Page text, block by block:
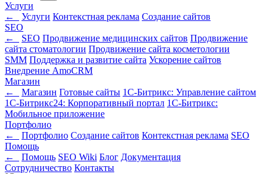
Услуги
←
Услуги Контекстная реклама Создание сайтов
SEO
←
SEO Продвижение медицинских сайтов Продвижение
сайта стоматологии Продвижение сайта косметологии
SMM Поддержка и развитие сайта Ускорение сайтов
Внедрение AmoCRM
Магазин
←
Магазин Готовые сайты 1С-Битрикс: Управление сайтом
1С-Битрикс24: Корпоративный портал 1С-Битрикс:
Мобильное приложение
Портфолио
←
Портфолио Создание сайтов Контекстная реклама SEO
Помощь
←
Помощь SEO Wiki Блог Документация
Сотрудничество Контакты